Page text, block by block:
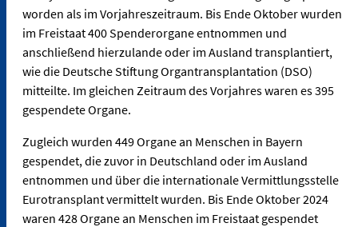
worden als im Vorjahreszeitraum. Bis Ende Oktober wurden
im Freistaat 400 Spenderorgane entnommen und
anschließend hierzulande oder im Ausland transplantiert,
wie die Deutsche Stiftung Organtransplantation (DSO)
mitteilte. Im gleichen Zeitraum des Vorjahres waren es 395
gespendete Organe.
Zugleich wurden 449 Organe an Menschen in Bayern
gespendet, die zuvor in Deutschland oder im Ausland
entnommen und über die internationale Vermittlungsstelle
Eurotransplant vermittelt wurden. Bis Ende Oktober 2024
waren 428 Organe an Menschen im Freistaat gespendet